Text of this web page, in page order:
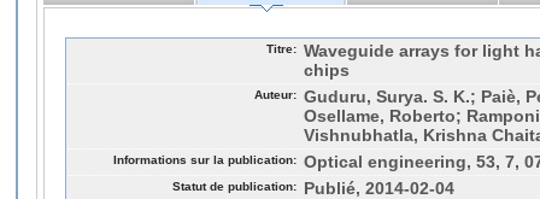
Titre: Waveguide arrays for light
chips
Auteur: Guduru, Surya. S. K.; Paiè,
Osellame, Roberto;
Vishnubhatla, Krishna
Informations sur la publication: Optical engineering, 53, 7,
Statut de publication: Publié, 2014-02-04